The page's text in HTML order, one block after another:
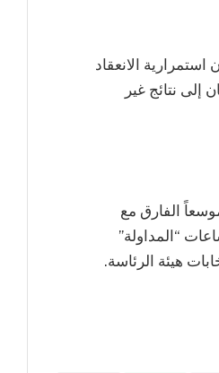
الانعقاد
إلى نتائج غير
المرشح ريبوار كريم الذي حصل على 156 صوتاً، موسعاً الفارق مع
خلال ساعات “المداولة”
هيئة الرئاسة.